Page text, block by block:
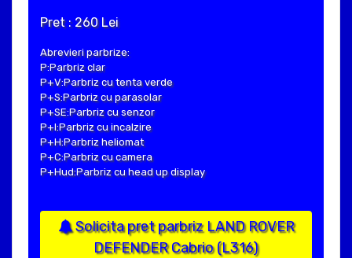
Pret : 260 Lei
Abrevieri parbrize:
P:Parbriz clar
P+V:Parbriz cu tenta verde
P+S:Parbriz cu parasolar
P+SE:Parbriz cu senzor
P+I:Parbriz cu incalzire
P+H:Parbriz heliomat
P+C:Parbriz cu camera
P+Hud:Parbriz cu head up display
Solicita pret parbriz LAND ROVER
DEFENDER Cabrio (L316)